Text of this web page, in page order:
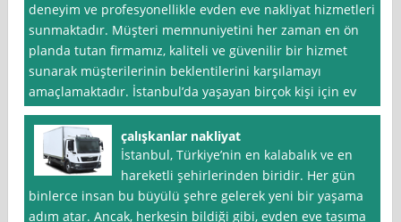
deneyim ve profesyonellikle evden eve nakliyat hizmetleri
sunmaktadır. Müşteri memnuniyetini her zaman en ön
planda tutan firmamız, kaliteli ve güvenilir bir hizmet
sunarak müşterilerinin beklentilerini karşılamayı
amaçlamaktadır. İstanbul’da yaşayan birçok kişi için ev
çalışkanlar nakliyat
İstanbul, Türkiye’nin en kalabalık ve en
hareketli şehirlerinden biridir. Her gün
binlerce insan bu büyülü şehre gelerek yeni bir yaşama
adım atar. Ancak, herkesin bildiği gibi, evden eve taşıma